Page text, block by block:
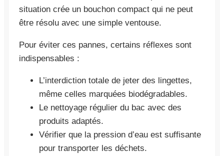
situation crée un bouchon compact qui ne peut
être résolu avec une simple ventouse.
Pour éviter ces pannes, certains réflexes sont
indispensables :
L’interdiction totale de jeter des lingettes,
même celles marquées biodégradables.
Le nettoyage régulier du bac avec des
produits adaptés.
Vérifier que la pression d’eau est suffisante
pour transporter les déchets.